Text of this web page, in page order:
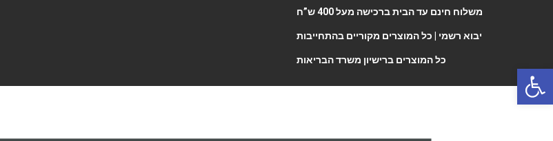
משלוח חינם עד הבית ברכישה מעל 400 ש”ח
יבוא רשמי | כל המוצרים מקוריים בהתחייבות
כל המוצרים ברישיון משרד הבריאות